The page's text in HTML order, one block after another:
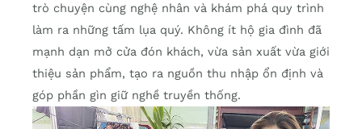
trò chuyện cùng nghệ nhân và khám phá quy trình
làm ra những tấm lụa quý. Không ít hộ gia đình đã
mạnh dạn mở cửa đón khách, vừa sản xuất vừa giới
thiệu sản phẩm, tạo ra nguồn thu nhập ổn định và
góp phần gìn giữ nghề truyền thống.